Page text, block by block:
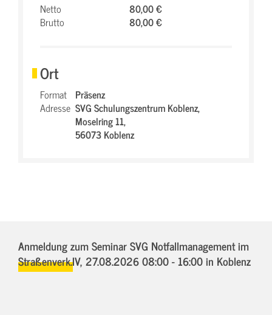
Netto
80,00 €
Brutto
80,00 €
Ort
Format Präsenz
Adresse SVG Schulungszentrum Koblenz,
Moselring 11,
56073 Koblenz
Anmeldung zum Seminar SVG Notfallmanagement im
Straßenverk.IV, 27.08.2026 08:00 - 16:00in Koblenz